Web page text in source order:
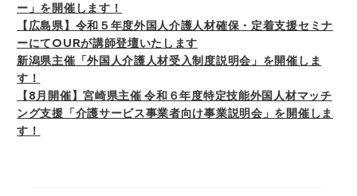
ー」を開催します！
【広島県】令和５年度外国人介護人材確保・定着支援セミナ
ーにてOURが講師登壇いたします
新潟県主催「外国人介護人材受入制度説明会」を開催しま
す！
【8月開催】宮崎県主催 令和６年度特定技能外国人材マッチ
ング支援「介護サービス事業者向け事業説明会」を開催しま
す！